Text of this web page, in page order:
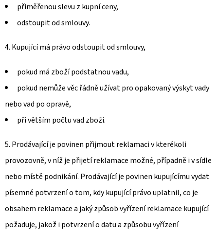
přiměřenou slevu z kupní ceny,
odstoupit od smlouvy.
4. Kupující má právo odstoupit od smlouvy,
pokud má zboží podstatnou vadu,
pokud nemůže věc řádně užívat pro opakovaný výskyt vady
nebo vad po opravě,
při větším počtu vad zboží.
5. Prodávající je povinen přijmout reklamaci v kterékoli
provozovně, v níž je přijetí reklamace možné, případně i v sídle
nebo místě podnikání. Prodávající je povinen kupujícímu vydat
písemné potvrzení o tom, kdy kupující právo uplatnil, co je
obsahem reklamace a jaký způsob vyřízení reklamace kupující
požaduje, jakož i potvrzení o datu a způsobu vyřízení